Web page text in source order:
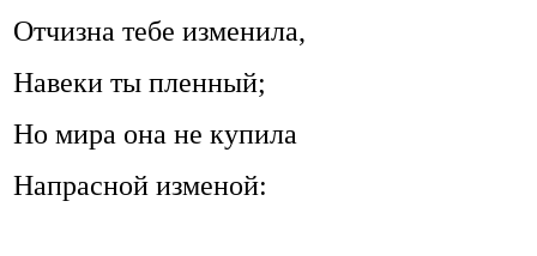
Отчизна тебе изменила,
Навеки ты пленный;
Но мира она не купила
Напрасной изменой: